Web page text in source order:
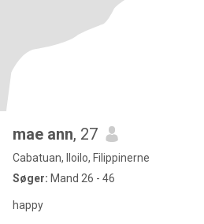
mae ann, 27
Cabatuan, Iloilo, Filippinerne
Søger: Mand 26 - 46
happy